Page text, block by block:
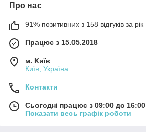
Про нас
91% позитивних з 158 відгуків за рік
Працює з 15.05.2018
м. Київ
Київ, Україна
Контакти
Сьогодні працює з 09:00 до 16:00
Показати весь графік роботи